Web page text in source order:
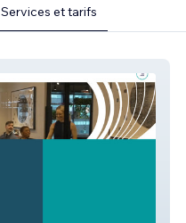
Services et tarifs